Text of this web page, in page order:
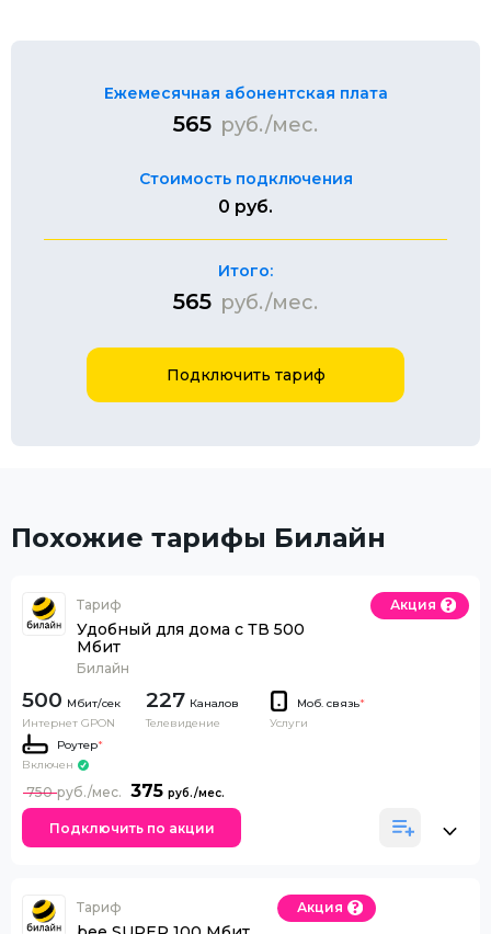
Ежемесячная абонентская плата
565 руб./мес.
Стоимость подключения
0 руб.
Итого:
565 руб./мес.
Подключить тариф
Похожие тарифы Билайн
Тариф
Удобный для дома с ТВ 500
Мбит
Билайн
Акция
500
Интернет GPON
227 Каналов
Телевидение
Моб. связь*
Услуги
Роутер*
Включен
375
750
Подключить по акции
Тариф Акция